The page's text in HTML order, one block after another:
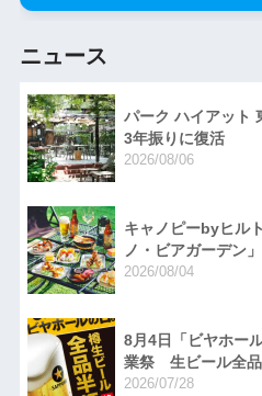
ニュース
パーク ハイアット
3年振りに復活
2026/08/06
キャノピーbyヒル
ノ・ビアガーデン
2026/08/04
8月4日「ビヤホー
業祭 生ビール全
2026/07/28